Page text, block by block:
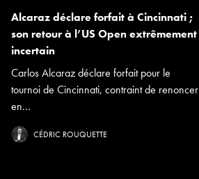
Alcaraz déclare forfait à Cincinnati ;
son retour à l’US Open extrêmement
incertain
Carlos Alcaraz déclare forfait pour le
tournoi de Cincinnati, contraint de renoncer
en...
CÉDRIC ROUQUETTE